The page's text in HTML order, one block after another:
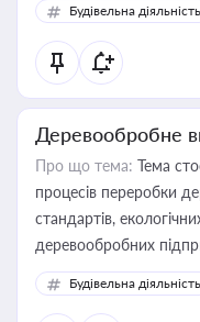
Будівельна діяльність
Деревообробне
Про що тема: Тема
процесів переробки
стандартів,
деревообробних
Будівельна діяльність